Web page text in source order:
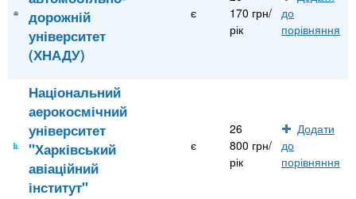
o
дорожній
університет
(ХНАДУ)
є
170 грн/
рік
до
порівняння
Національний
аерокосмічний
університет
"Харківський
авіаційний
інститут"
є
26
800 грн/
рік
Додати
до
порівняння